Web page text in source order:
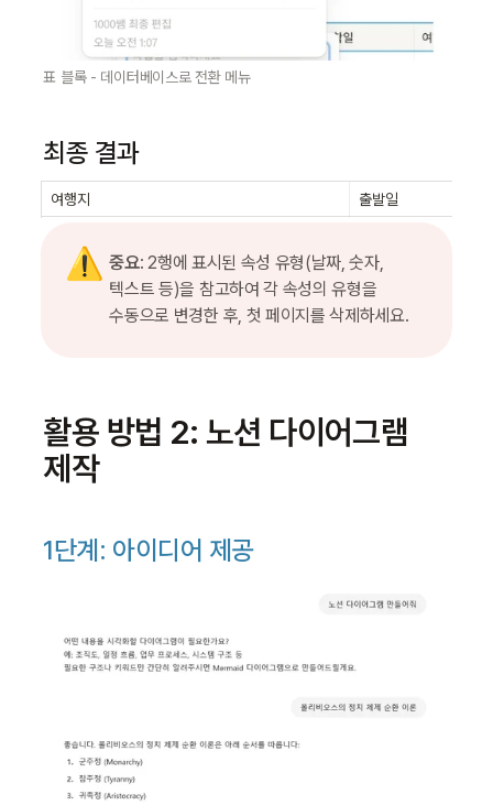
표 블록 - 데이터베이스로 전환 메뉴
최종 결과
여행지 출발일
⚠️ 중요: 2행에 표시된 속성 유형(날짜, 숫자,
텍스트 등)을 참고하여 각 속성의 유형을
수동으로 변경한 후, 첫 페이지를 삭제하세요.
활용 방법 2: 노션 다이어그램
제작
1단계: 아이디어 제공